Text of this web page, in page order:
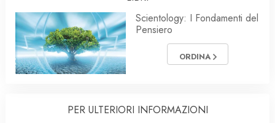
Scientology: I Fondamenti del
Pensiero
ORDINA
PER ULTERIORI INFORMAZIONI